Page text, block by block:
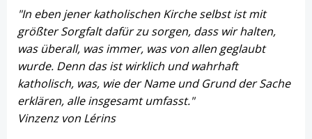
"In eben jener katholischen Kirche selbst ist mit
größter Sorgfalt dafür zu sorgen, dass wir halten,
was überall, was immer, was von allen geglaubt
wurde. Denn das ist wirklich und wahrhaft
katholisch, was, wie der Name und Grund der Sache
erklären, alle insgesamt umfasst."
Vinzenz von Lérins